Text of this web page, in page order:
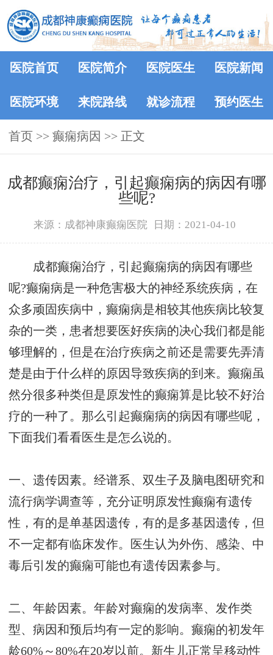
医院首页 医院简介 医院医生 医院新闻
医院环境 来院路线 就诊流程 预约医生
首页 >> 癫痫病因 >> 正文
成都癫痫治疗，引起癫痫病的病因有哪
些呢?
来源：成都神康癫痫医院 日期：2021-04-10
成都癫痫治疗，引起癫痫病的病因有哪些
呢?癫痫病是一种危害极大的神经系统疾病，在
众多顽固疾病中，癫痫病是相较其他疾病比较复
杂的一类，患者想要医好疾病的决心我们都是能
够理解的，但是在治疗疾病之前还是需要先弄清
楚是由于什么样的原因导致疾病的到来。癫痫虽
然分很多种类但是原发性的癫痫算是比较不好治
疗的一种了。那么引起癫痫病的病因有哪些呢，
下面我们看看医生是怎么说的。
一、遗传因素。经谱系、双生子及脑电图研究和
流行病学调查等，充分证明原发性癫痫有遗传
性，有的是单基因遗传，有的是多基因遗传，但
不一定都有临床发作。医生认为外伤、感染、中
毒后引发的癫痫可能也有遗传因素参与。
二、年龄因素。年龄对癫痫的发病率、发作类
型、病因和预后均有一定的影响。癫痫的初发年
龄60%～80%在20岁以前。新生儿正常呈移动性